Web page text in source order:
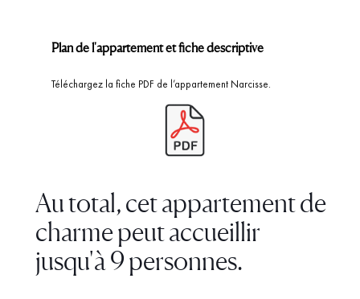
Plan de l'appartement et fiche descriptive
Téléchargez la fiche PDF de l’appartement Narcisse.
Au total, cet appartement de
charme peut accueillir
jusqu'à 9 personnes.